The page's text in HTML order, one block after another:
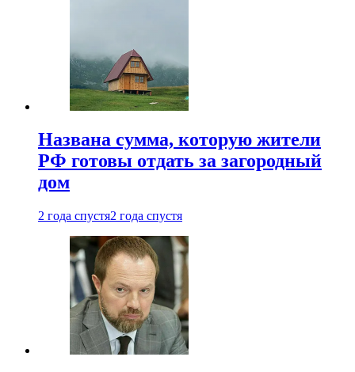
Названа сумма, которую жители
РФ готовы отдать за загородный
дом
2 года спустя2 года спустя